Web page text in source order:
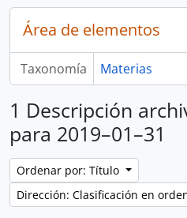
Área de elementos
Taxonomía Materias
1 Descripción
para 2019–01–31
Ordenar por: Título
Dirección: Clasificación en